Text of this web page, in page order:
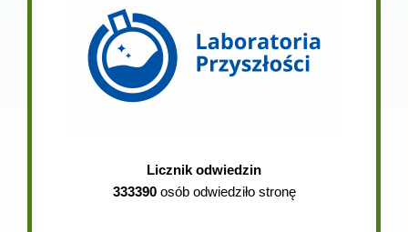
Licznik odwiedzin
333390osób odwiedziło stronę